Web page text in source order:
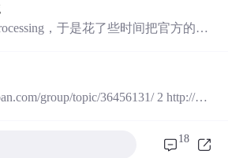
常方便。尤其是对于钟情于数字艺
成为processing是忠实的粉丝，基于
，于是花了些时间把官方的文
可以直接编写程序。 基本结构 void set
up(){ //只运行一次，负责初始化 } void ...
group/topic/36456131/ 2 http://w
18